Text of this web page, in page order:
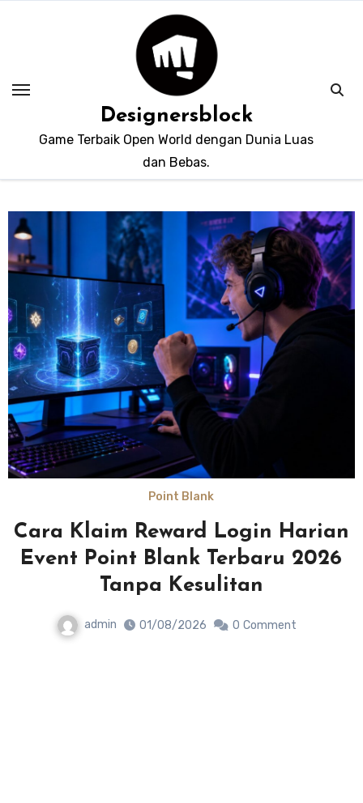
Designersblock
Game Terbaik Open World dengan Dunia Luas
dan Bebas.
Point Blank
Cara Klaim Reward Login Harian
Event Point Blank Terbaru 2026
Tanpa Kesulitan
admin 01/08/2026 0 Comment